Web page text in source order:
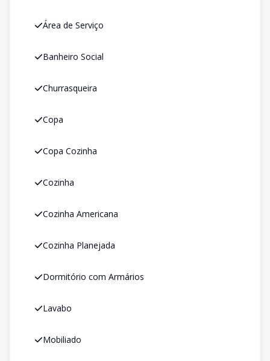
Área de Serviço
Banheiro Social
Churrasqueira
Copa
Copa Cozinha
Cozinha
Cozinha Americana
Cozinha Planejada
Dormitório com Armários
Lavabo
Mobiliado